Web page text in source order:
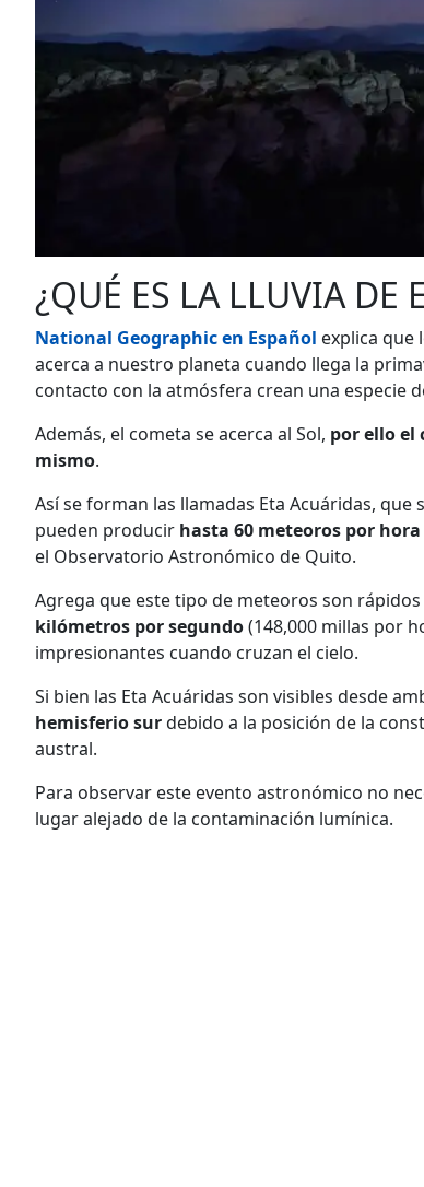
¿QUÉ ES LA LLUVIA DE
National Geographic en Español explica que
acerca a nuestro planeta cuando llega la
contacto con la atmósfera crean una especie
Además, el cometa se acerca al Sol, por ello el
mismo.
Así se forman las llamadas Eta Acuáridas,
pueden producir hasta 60 meteoros por
el Observatorio Astronómico de Quito.
Agrega que este tipo de meteoros son
kilómetros por segundo(148,000 millas por
impresionantes cuando cruzan el cielo.
Si bien las Eta Acuáridas son visibles desde
hemisferio surdebido a la posición de la
austral.
Para observar este evento astronómico no
lugar alejado de la contaminación lumínica.